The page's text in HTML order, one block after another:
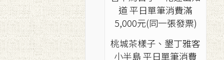
道 平日單筆消費滿
5,000元(同一張發票)
桃城茶樣子、墾丁雅客
小半島 平日單筆消費